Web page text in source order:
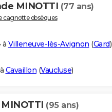
MINOTTI (77 ans)
cagnotte obsèques
à Villeneuve-lès-Avignon (Gard)
Cavaillon (Vaucluse)
(95 ans)